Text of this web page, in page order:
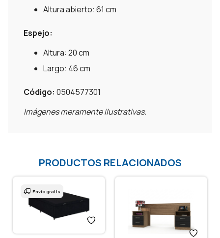
Altura abierto: 61 cm
Espejo:
Altura: 20 cm
Largo: 46 cm
Código: 0504577301
Imágenes meramente ilustrativas.
PRODUCTOS RELACIONADOS
Envío gratis